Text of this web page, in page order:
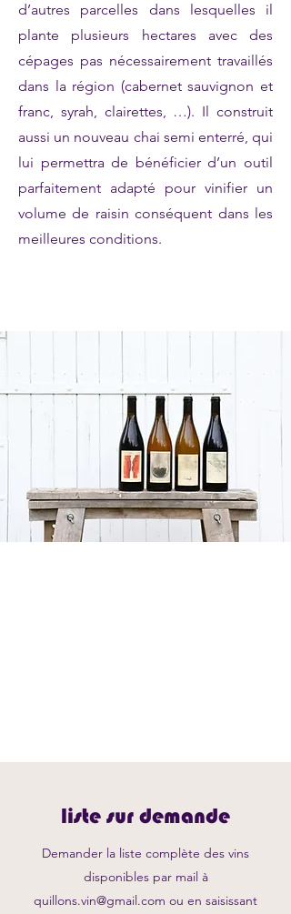
d’autres parcelles dans lesquelles il
plante plusieurs hectares avec des
cépages pas nécessairement travaillés
dans la région (cabernet sauvignon et
franc, syrah, clairettes, …). Il construit
aussi un nouveau chai semi enterré, qui
lui permettra de bénéficier d’un outil
parfaitement adapté pour vinifier un
volume de raisin conséquent dans les
meilleures conditions.
liste sur demande
Demander la liste complète des vins
disponibles par mail à
quillons.vin@gmail.com ou en saisissant